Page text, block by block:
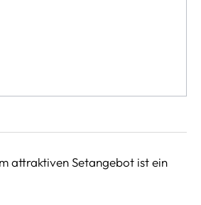
attraktiven Setangebot ist ein